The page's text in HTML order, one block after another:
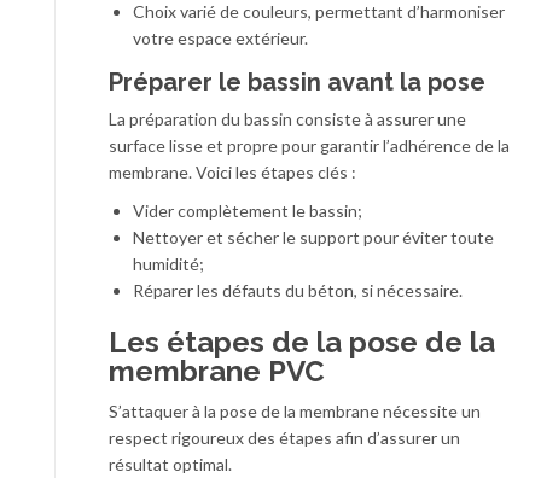
Choix varié de couleurs, permettant d’harmoniser
votre espace extérieur.
Préparer le bassin avant la pose
La préparation du bassin consiste à assurer une
surface lisse et propre pour garantir l’adhérence de la
membrane. Voici les étapes clés :
Vider complètement le bassin;
Nettoyer et sécher le support pour éviter toute
humidité;
Réparer les défauts du béton, si nécessaire.
Les étapes de la pose de la
membrane PVC
S’attaquer à la pose de la membrane nécessite un
respect rigoureux des étapes afin d’assurer un
résultat optimal.